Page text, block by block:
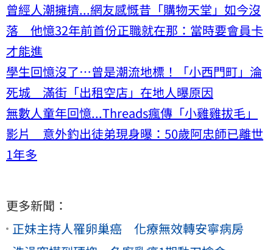
曾經人潮擁擠...網友感慨昔「購物天堂」如今沒
落 他憶32年前首份正職就在那：當時要會員卡
才能進
學生回憶沒了…曾是潮流地標！「小西門町」淪
死城 滿街「出租空店」在地人曝原因
無數人童年回憶...Threads瘋傳「小雞雞拔毛」
影片 意外釣出徒弟現身曝：50歲阿忠師已離世
1年多
更多新聞：
正妹主持人罹卵巢癌 化療無效轉安寧病房